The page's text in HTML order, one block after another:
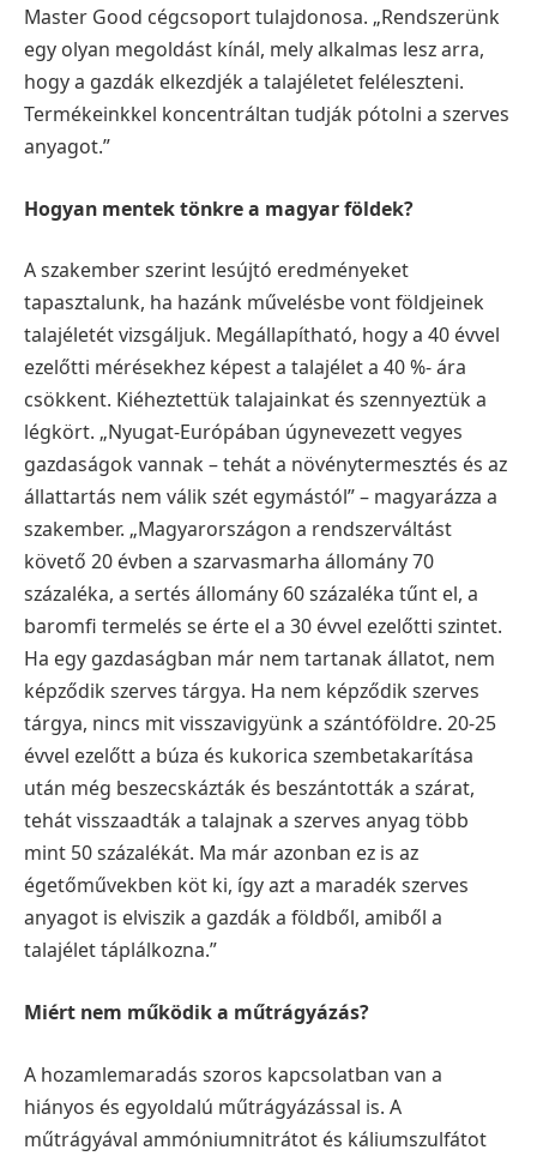
Master Good cégcsoport tulajdonosa. „Rendszerünk
egy olyan megoldást kínál, mely alkalmas lesz arra,
hogy a gazdák elkezdjék a talajéletet feléleszteni.
Termékeinkkel koncentráltan tudják pótolni a szerves
anyagot.”
Hogyan mentek tönkre a magyar földek?
A szakember szerint lesújtó eredményeket
tapasztalunk, ha hazánk művelésbe vont földjeinek
talajéletét vizsgáljuk. Megállapítható, hogy a 40 évvel
ezelőtti mérésekhez képest a talajélet a 40 %-ára
csökkent. Kiéheztettük talajainkat és szennyeztük a
légkört. „Nyugat-Európában úgynevezett vegyes
gazdaságok vannak – tehát a növénytermesztés és az
állattartás nem válik szét egymástól” – magyarázza a
szakember. „Magyarországon a rendszerváltást
követő 20 évben a szarvasmarha állomány 70
százaléka, a sertés állomány 60 százaléka tűnt el, a
baromfi termelés se érte el a 30 évvel ezelőtti szintet.
Ha egy gazdaságban már nem tartanak állatot, nem
képződik szerves tárgya. Ha nem képződik szerves
tárgya, nincs mit visszavigyünk a szántóföldre. 20-25
évvel ezelőtt a búza és kukorica szembetakarítása
után még beszecskázták és beszántották a szárat,
tehát visszaadták a talajnak a szerves anyag több
mint 50 százalékát. Ma már azonban ez is az
égetőművekben köt ki, így azt a maradék szerves
anyagot is elviszik a gazdák a földből, amiből a
talajélet táplálkozna.”
Miért nem működik a műtrágyázás?
A hozamlemaradás szoros kapcsolatban van a
hiányos és egyoldalú műtrágyázással is. A
műtrágyával ammóniumnitrátot és káliumszulfátot